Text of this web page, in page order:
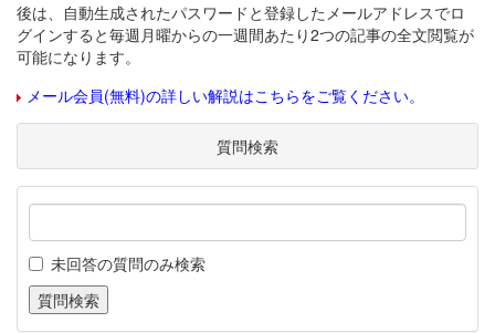
後は、自動生成されたパスワードと登録したメールアドレスでロ
グインすると毎週月曜からの一週間あたり2つの記事の全文閲覧が
可能になります。
メール会員(無料)の詳しい解説はこちらをご覧ください。
質問検索
未回答の質問のみ検索